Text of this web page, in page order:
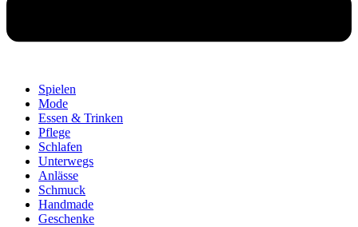
Spielen
Mode
Essen & Trinken
Pflege
Schlafen
Unterwegs
Anlässe
Schmuck
Handmade
Geschenke